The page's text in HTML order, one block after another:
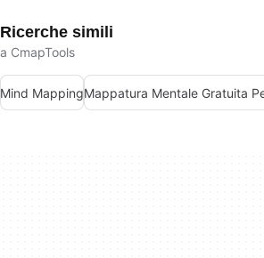
Ricerche simili
a CmapTools
Mind MappingMappatura Mentale Gratuita